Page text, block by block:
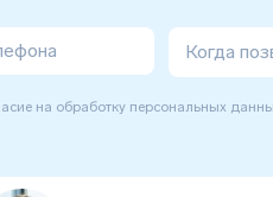
Когда
на обработку персональных